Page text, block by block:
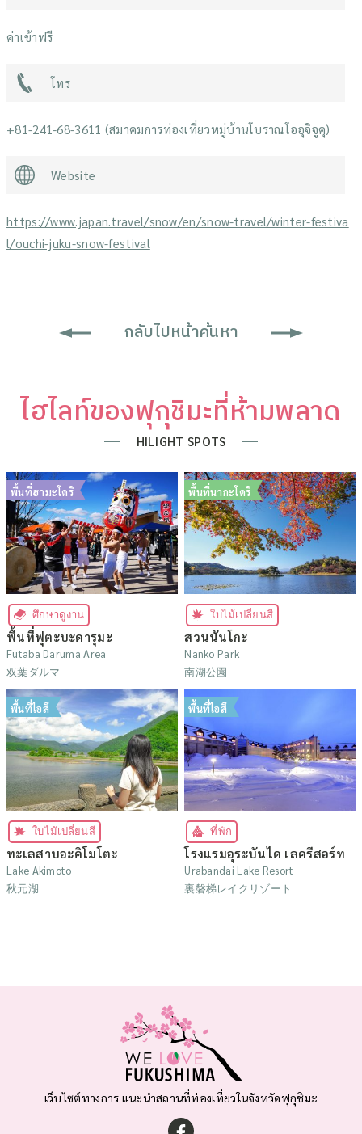
ค่าเข้าฟรี
โทร
+81-241-68-3611 (สมาคมการท่องเที่ยวหมู่บ้านโบราณโออุจิจูคุ)
Website
https://www.japan.travel/snow/en/snow-travel/winter-festiva
l/ouchi-juku-snow-festival
กลับไปหน้าค้นหา
ไฮไลท์ของฟุกุชิมะที่ห้ามพลาด
HILIGHT SPOTS
พื้นที่ฮามะโดริ
ศึกษาดูงาน
พื้นที่ฟุตะบะดารุมะ
Futaba Daruma Area
双葉ダルマ
พื้นที่นากะโดริ
ใบไม้เปลี่ยนสี
สวนนันโกะ
Nanko Park
南湖公園
พื้นที่ไอสึ
ใบไม้เปลี่ยนสี
ทะเลสาบอะคิโมโตะ
Lake Akimoto
秋元湖
พื้นที่ไอสึ
ที่พัก
โรงแรมอุระบันได เลครีสอร์ท
Urabandai Lake Resort
裏磐梯レイクリゾート
เว็บไซต์ทางการ แนะนำสถานที่ท่องเที่ยวในจังหวัดฟุกุชิมะ